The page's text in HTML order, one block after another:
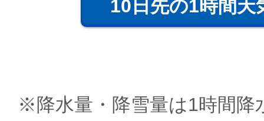
10日先の1時間天
※降水量・降雪量は1時間降